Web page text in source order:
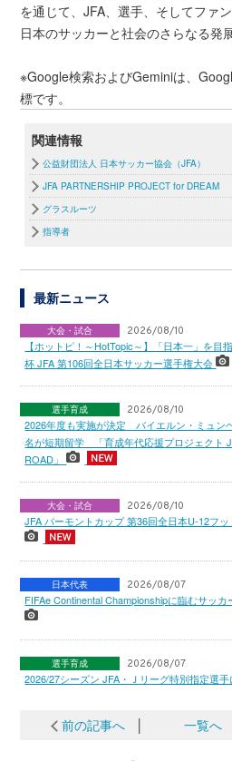
を通じて、JFA、選手、そしてファ
日本のサッカーと社会のさらなる発
※Google検索およびGeminiは、
標です。
関連情報
公益財団法人 日本サッカー協会（JFA）
JFA PARTNERSHIP PROJECT for DREAM
グラスルーツ
指導者
最新ニュース
大会・試合 2026/08/10
【ホットピ！～HotTopic～】「日本一」を目
杯 JFA 第106回全日本サッカー選手権大会
選手育成 2026/08/10
2026年度も実施が決定 バイエルン・ミュン
名が短期留学 「育成年代応援プロジェクト
ROAD」
大会・試合 2026/08/10
JFA バーモントカップ 第36回全日本U-12フ
日本代表 2026/08/07
FIFAe Continental Championshipに臨むサッ
選手育成 2026/08/07
2026/27シーズン JFA・Ｊリーグ特別指定選
前の記事へ 一覧へ